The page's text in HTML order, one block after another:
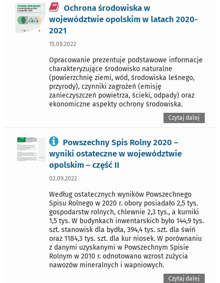
Ochrona środowiska w
województwie opolskim w latach 2020-
2021
15.09.2022
Opracowanie prezentuje podstawowe informacje
charakteryzujące środowisko naturalne
(powierzchnię ziemi, wód, środowiska leśnego,
przyrody), czynniki zagrożeń (emisję
zanieczyszczeń powietrza, ścieki, odpady) oraz
ekonomiczne aspekty ochrony środowiska.
Czytaj dalej
Powszechny Spis Rolny 2020 –
wyniki ostateczne w województwie
opolskim – część II
02.09.2022
Według ostatecznych wyników Powszechnego
Spisu Rolnego w 2020 r. obory posiadało 2,5 tys.
gospodarstw rolnych, chlewnie 2,3 tys., a kurniki
1,5 tys. W budynkach inwentarskich było 144,9 tys.
szt. stanowisk dla bydła, 394,4 tys. szt. dla świń
oraz 1184,3 tys. szt. dla kur niosek. W porównaniu
z danymi uzyskanymi w Powszechnym Spisie
Rolnym w 2010 r. odnotowano wzrost zużycia
nawozów mineralnych i wapniowych.
Czytaj dalej